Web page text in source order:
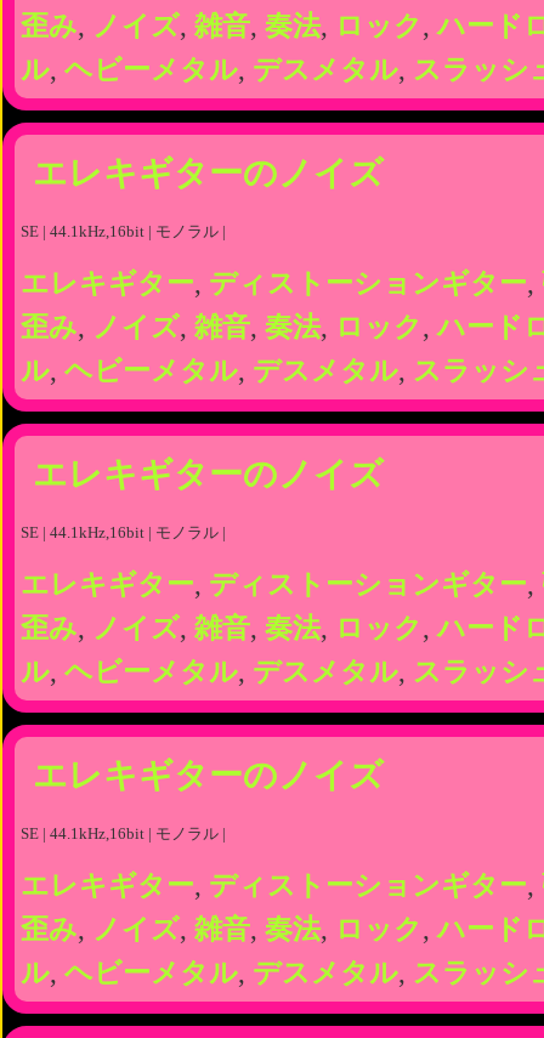
歪み, ノイズ, 雑音, 奏法, ロック ,ハード
ル, ヘビーメタル, デスメタル, スラッシ
エレキギターのノイズ
SE | 44.1kHz,16bit | モノラル |
エレキギター, ディストーションギター,
歪み, ノイズ, 雑音, 奏法, ロック ,ハード
ル, ヘビーメタル, デスメタル, スラッシ
エレキギターのノイズ
SE | 44.1kHz,16bit | モノラル |
エレキギター, ディストーションギター,
歪み, ノイズ, 雑音, 奏法, ロック ,ハード
ル, ヘビーメタル, デスメタル, スラッシ
エレキギターのノイズ
SE | 44.1kHz,16bit | モノラル |
エレキギター, ディストーションギター,
歪み, ノイズ, 雑音, 奏法, ロック ,ハード
ル, ヘビーメタル, デスメタル, スラッシ